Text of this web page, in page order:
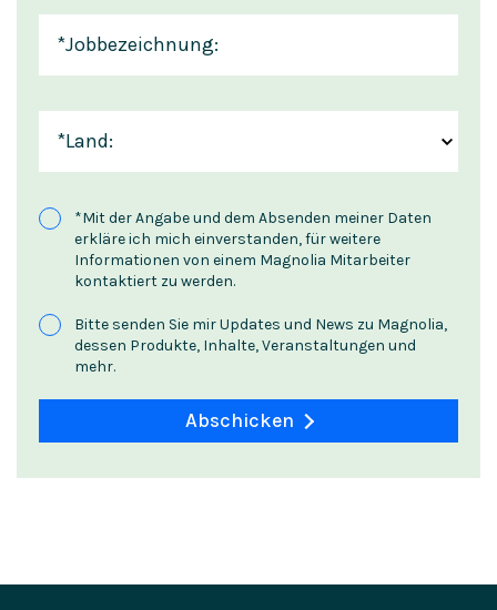
*Jobbezeichnung:
*Land:
*Mit der Angabe und dem Absenden meiner Daten
erkläre ich mich einverstanden, für weitere
Informationen von einem Magnolia Mitarbeiter
kontaktiert zu werden.
Bitte senden Sie mir Updates und News zu Magnolia,
dessen Produkte, Inhalte, Veranstaltungen und
mehr.
Abschicken